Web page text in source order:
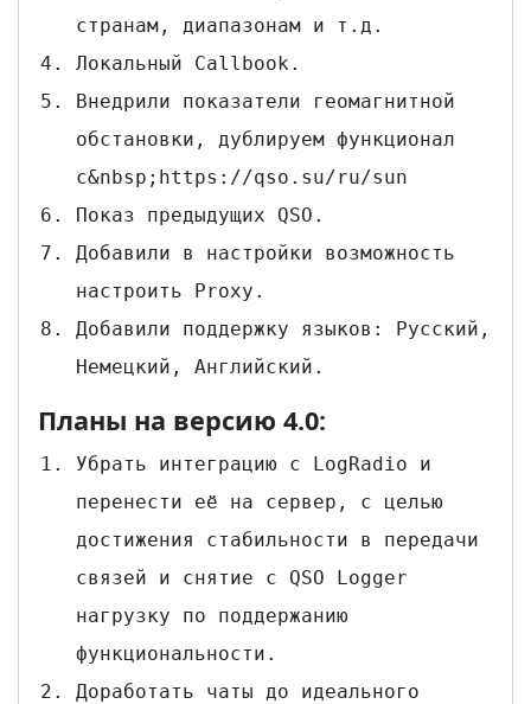
странам, диапазонам и т.д.
Локальный Callbook.
Внедрили показатели геомагнитной
обстановки, дублируем функционал
с&nbsp;https://qso.su/ru/sun
Показ предыдущих QSO.
Добавили в настройки возможность
настроить Proxy.
Добавили поддержку языков: Русский,
Немецкий, Английский.
Планы на версию 4.0:
Убрать интеграцию с LogRadio и
перенести её на сервер, с целью
достижения стабильности в передачи
связей и снятие с QSO Logger
нагрузку по поддержанию
функциональности.
Доработать чаты до идеального